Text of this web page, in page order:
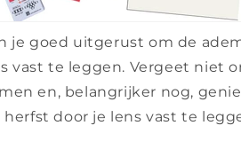
je goed uitgerust om de
vast te leggen. Vergeet niet
en, belangrijker nog,
door je lens vast te